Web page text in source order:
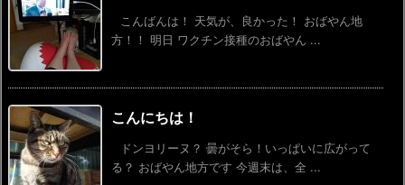
こんばんは！ 天気が、良かった！ おばやん地
方！！ 明日 ワクチン接種のおばやん ...
こんにちは！
ドンヨリーヌ？ 曇がそら！いっぱいに広がって
る？ おばやん地方です 今週末は、全 ...